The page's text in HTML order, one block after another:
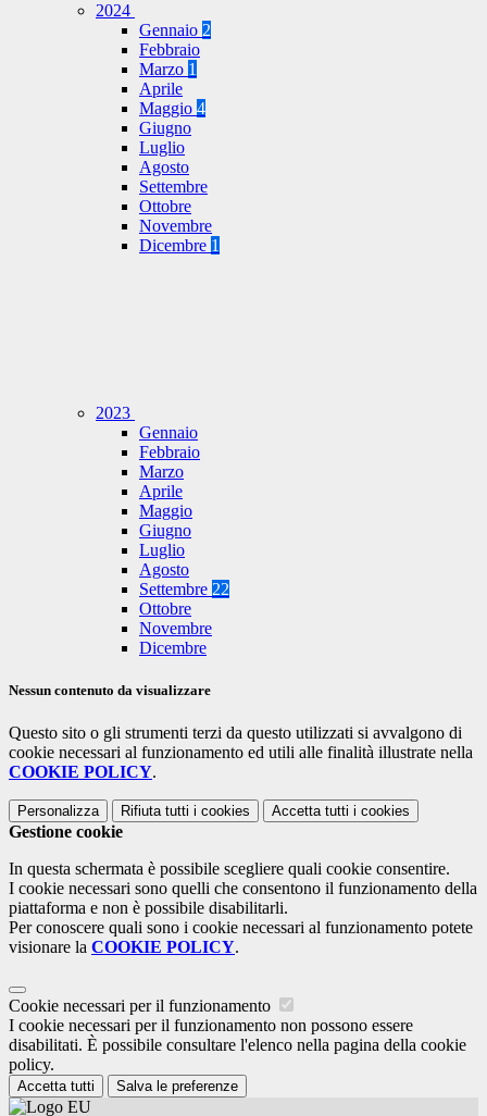
2024
Gennaio 2
Febbraio
Marzo 1
Aprile
Maggio 4
Giugno
Luglio
Agosto
Settembre
Ottobre
Novembre
Dicembre 1
2023
Gennaio
Febbraio
Marzo
Aprile
Maggio
Giugno
Luglio
Agosto
Settembre 22
Ottobre
Novembre
Dicembre
Nessun contenuto da visualizzare
Questo sito o gli strumenti terzi da questo utilizzati si avvalgono di
cookie necessari al funzionamento ed utili alle finalità illustrate nella
COOKIE POLICY.
Personalizza Rifiuta tutti i cookies Accetta tutti i cookies
Gestione cookie
In questa schermata è possibile scegliere quali cookie consentire.
I cookie necessari sono quelli che consentono il funzionamento della
piattaforma e non è possibile disabilitarli.
Per conoscere quali sono i cookie necessari al funzionamento potete
visionare la COOKIE POLICY.
Cookie necessari per il funzionamento
I cookie necessari per il funzionamento non possono essere
disabilitati. È possibile consultare l'elenco nella pagina della cookie
policy.
Accetta tutti Salva le preferenze